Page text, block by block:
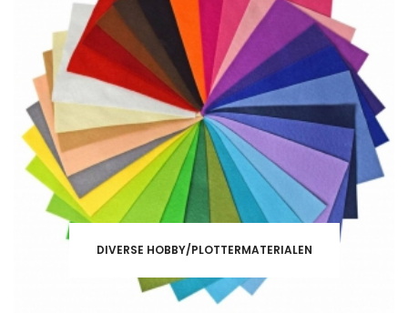
DIVERSE HOBBY/PLOTTERMATERIALEN